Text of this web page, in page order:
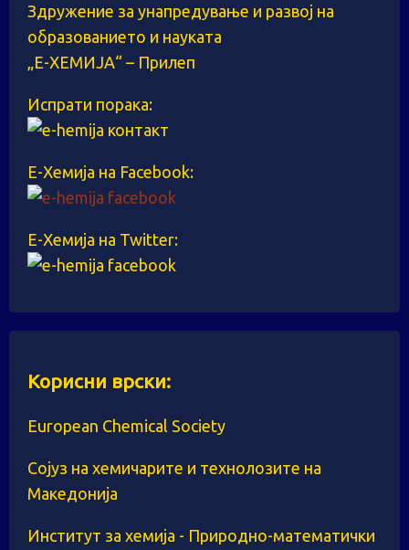
Здружение за унапредување и развој на
образованието и науката
„Е-ХЕМИЈА“ – Прилеп
Испрати порака:
Е-Хемија на Facebook:
Е-Хемија на Twitter:
Корисни врски:
European Chemical Society
Сојуз на хемичарите и технолозите на
Македонија
Институт за хемија - Природно-математички